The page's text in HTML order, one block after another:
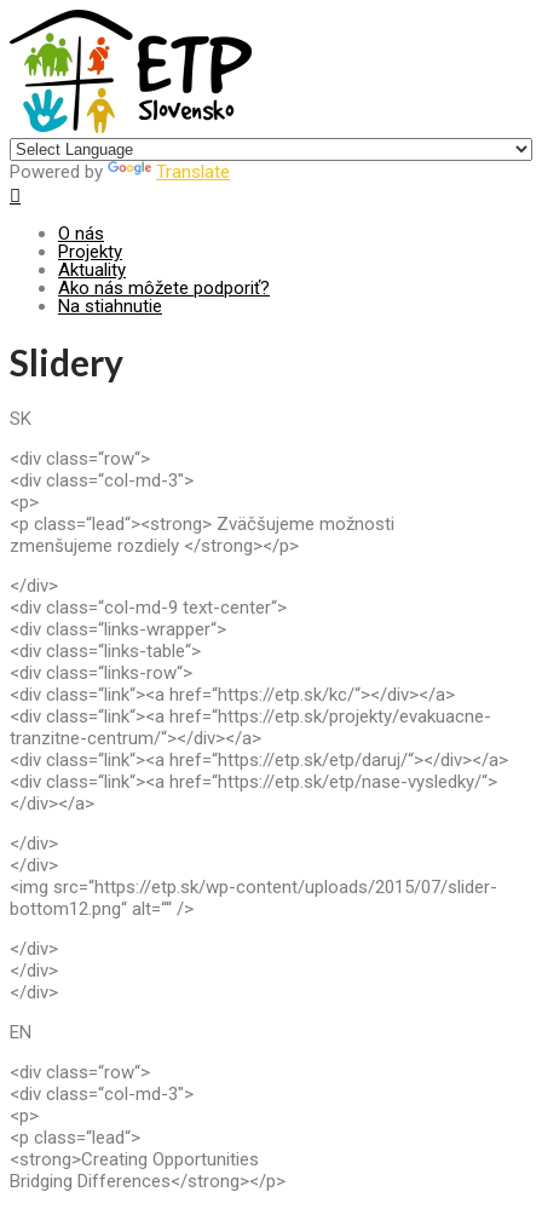
Powered by Translate
O nás
Projekty
Aktuality
Ako nás môžete podporiť?
Na stiahnutie
Slidery
SK
<div class=“row“>
<div class=“col-md-3″>
<p>
<p class=“lead“><strong> Zväčšujeme možnosti
zmenšujeme rozdiely </strong></p>
</div>
<div class=“col-md-9 text-center“>
<div class=“links-wrapper“>
<div class=“links-table“>
<div class=“links-row“>
<div class=“link“><a href=“https://etp.sk/kc/“></div></a>
<div class=“link“><a href=“https://etp.sk/projekty/evakuacne-
tranzitne-centrum/“></div></a>
<div class=“link“><a href=“https://etp.sk/etp/daruj/“></div></a>
<div class=“link“><a href=“https://etp.sk/etp/nase-vysledky/“>
</div></a>
</div>
</div>
<img src=“https://etp.sk/wp-content/uploads/2015/07/slider-
bottom12.png“ alt=““ />
</div>
</div>
</div>
EN
<div class=“row“>
<div class=“col-md-3″>
<p>
<p class=“lead“>
<strong>Creating Opportunities
Bridging Differences</strong></p>